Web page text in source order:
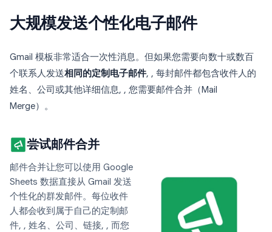
大规模发送个性化电子邮件
Gmail 模板非常适合一次性消息。但如果您需要向数十或数百
个联系人发送相同的定制电子邮件, , 每封邮件都包含收件人的
姓名、公司或其他详细信息, , 您需要邮件合并（Mail
Merge）。
尝试邮件合并
邮件合并让您可以使用 Google
Sheets 数据直接从 Gmail 发送
个性化的群发邮件。每位收件
人都会收到属于自己的定制邮
件, , 姓名、公司、链接, , 而您